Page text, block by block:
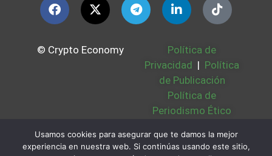
© Crypto Economy
Política de
Privacidad | Política
de Publicación
Política de
Periodismo Ético
Bases Legales |
Usamos cookies para asegurar que te damos la mejor
experiencia en nuestra web. Si continúas usando este sitio,